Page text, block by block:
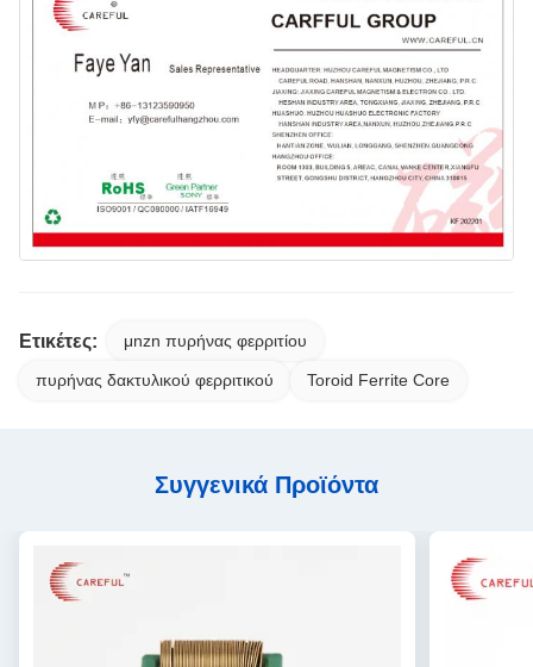
Ετικέτες: μnzn πυρήνας φερριτίου
πυρήνας δακτυλικού φερριτικού Toroid Ferrite Core
Συγγενικά Προϊόντα